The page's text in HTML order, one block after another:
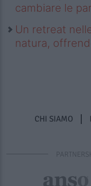
cambiare le
Un retreat
natura,
CHI SIAMO